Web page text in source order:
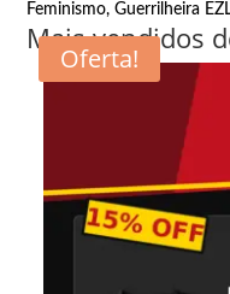
Feminismo,Guerrilheira
Mais vendidos
Oferta!